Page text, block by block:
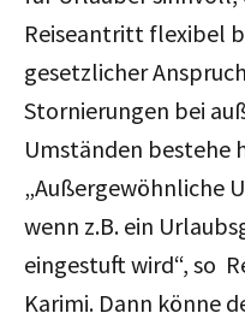
Reiseantritt flexibel
gesetzlicher
Stornierungen bei
Umständen bestehe
„Außergewöhnliche
wenn z.B. ein
eingestuft wird“, so
Karimi. Dann könne